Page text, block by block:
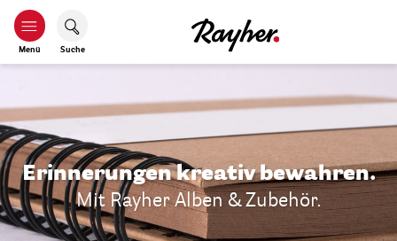
Menü Suche
Erinnerungen kreativ bewahren.
Mit Rayher Alben & Zubehör.